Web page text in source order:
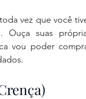
vez que você
Ouça suas
vou poder